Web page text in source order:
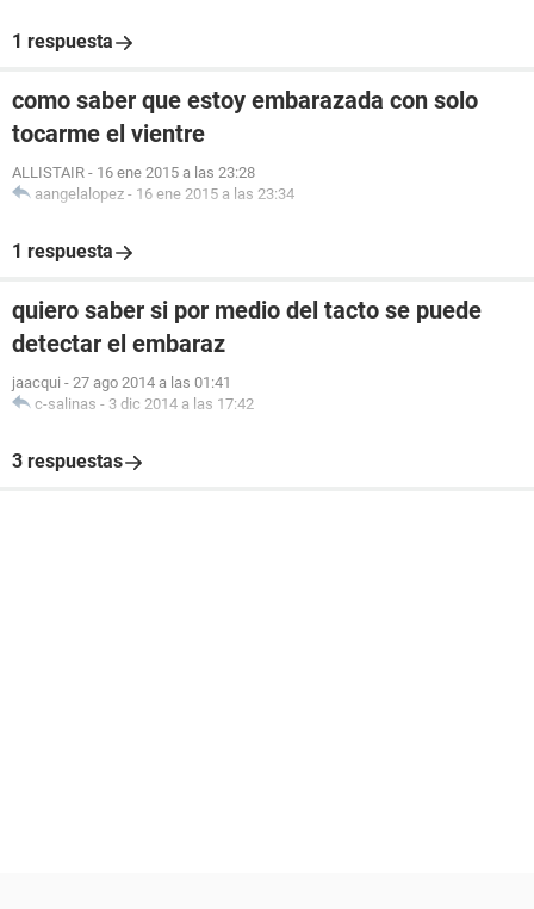
1 respuesta
como saber que estoy embarazada con solo
tocarme el vientre
ALLISTAIR - 16 ene 2015 a las 23:28
aangelalopez - 16 ene 2015 a las 23:34
1 respuesta
quiero saber si por medio del tacto se puede
detectar el embaraz
jaacqui - 27 ago 2014 a las 01:41
c-salinas - 3 dic 2014 a las 17:42
3 respuestas